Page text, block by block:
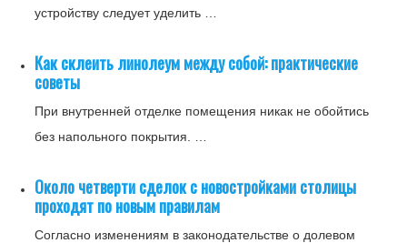
устройству следует уделить …
Как склеить линолеум между собой: практические
советы
При внутренней отделке помещения никак не обойтись
без напольного покрытия. …
Около четверти сделок с новостройками столицы
проходят по новым правилам
Согласно изменениям в законодательстве о долевом